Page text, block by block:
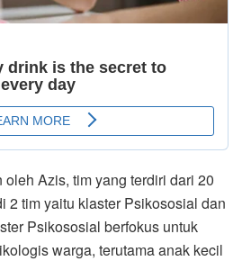
Azis, tim yang terdiri dari 20
2 tim yaitu klaster Psikososial dan
Psikososial berfokus untuk
warga, terutama anak kecil